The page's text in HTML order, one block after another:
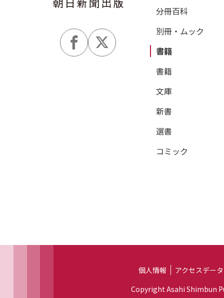
分冊百科
別冊・ムック
書籍
書籍
文庫
新書
選書
コミック
個人情報
アクセスデータ
Copyright Asahi Shimbun